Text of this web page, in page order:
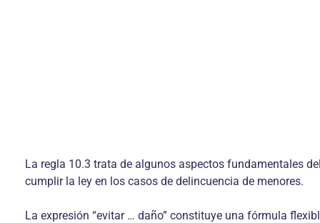
La regla 10.3 trata de algunos aspectos fundamentales
cumplir la ley en los casos de delincuencia de menores.
La expresión “evitar … daño” constituye una fórmula